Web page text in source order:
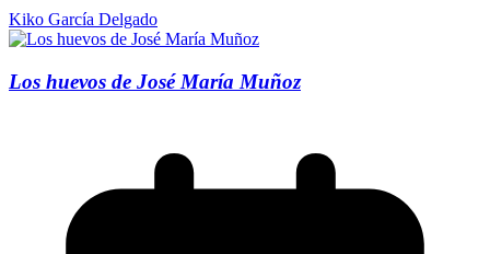
Kiko García Delgado
Los huevos de José María Muñoz